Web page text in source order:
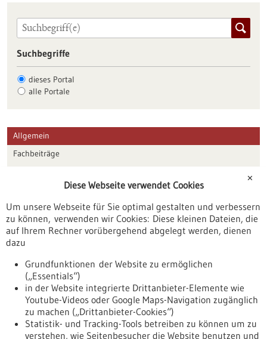
Suchbegriffe
dieses Portal
alle Portale
Allgemein
Fachbeiträge
Veranstaltungen
Erscheinungsdatum
✕
Diese Webseite verwendet Cookies
Um unsere Webseite für Sie optimal gestalten und verbessern
zu können, verwenden wir Cookies: Diese kleinen Dateien, die
auf Ihrem Rechner vorübergehend abgelegt werden, dienen
dazu
Grundfunktionen der Website zu ermöglichen
(„Essentials“)
in der Website integrierte Drittanbieter-Elemente wie
Youtube-Videos oder Google Maps-Navigation zugänglich
zu machen („Drittanbieter-Cookies“)
Statistik- und Tracking-Tools betreiben zu können um zu
verstehen, wie Seitenbesucher die Website benutzen und